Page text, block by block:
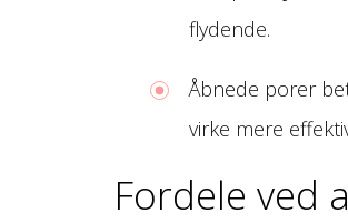
flydende.
Åbnede porer
virke mere
Fordele ved